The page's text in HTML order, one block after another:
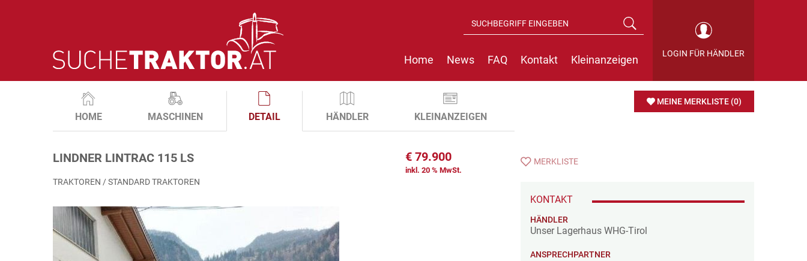
LOGIN FÜR HÄNDLER
Home News FAQ Kontakt Kleinanzeigen
MEINE MERKLISTE (0)
HOME MASCHINEN DETAIL HÄNDLER KLEINANZEIGEN
LINDNER LINTRAC 115 LS € 79.900
inkl. 20 % MwSt.
TRAKTOREN / STANDARD TRAKTOREN
MERKLISTE
KONTAKT
HÄNDLER
Unser Lagerhaus WHG-Tirol
ANSPRECHPARTNER